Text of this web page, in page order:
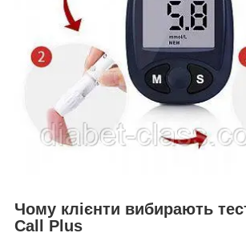
Чому клієнти вибирають
Call Plus